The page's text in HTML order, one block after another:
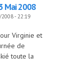
Mai 2008
- 22:19
Virginie et
de
toute la